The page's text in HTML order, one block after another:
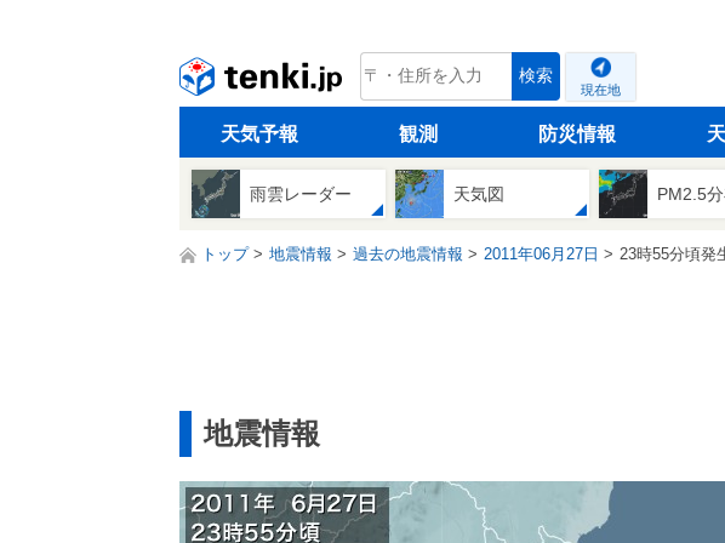
tenki.jp 検索
現在地
天気予報 観測 防災情報
雨雲レーダー 天気図 PM2.5
トップ 地震情報 過去の地震情報 2011年06月27日 23時55分頃発
地震情報